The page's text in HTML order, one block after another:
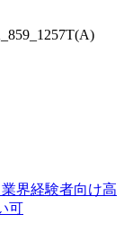
界経験者向け高
可